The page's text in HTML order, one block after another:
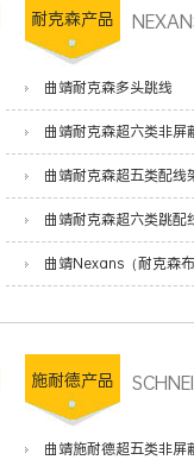
耐克森产品
曲靖耐克森多头跳线
曲靖耐克森超六类非屏
曲靖耐克森超五类配线
施耐德产品
曲靖施耐德超五类非屏